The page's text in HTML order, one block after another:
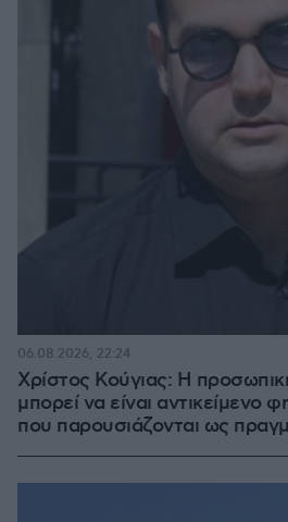
Χρίστος Κούγιας: Η
μπορεί να είναι αντικείμενο
που παρουσιάζονται ως
06.08.2026, 22:24